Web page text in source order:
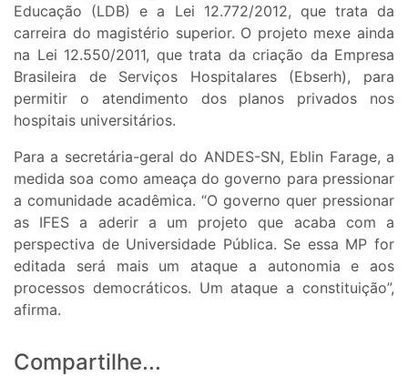
Educação (LDB) e a Lei 12.772/2012, que trata da
carreira do magistério superior. O projeto mexe ainda
na Lei 12.550/2011, que trata da criação da Empresa
Brasileira de Serviços Hospitalares (Ebserh), para
permitir o atendimento dos planos privados nos
hospitais universitários.
Para a secretária-geral do ANDES-SN, Eblin Farage, a
medida soa como ameaça do governo para pressionar
a comunidade acadêmica. “O governo quer pressionar
as IFES a aderir a um projeto que acaba com a
perspectiva de Universidade Pública. Se essa MP for
editada será mais um ataque a autonomia e aos
processos democráticos. Um ataque a constituição”,
afirma.
Compartilhe...